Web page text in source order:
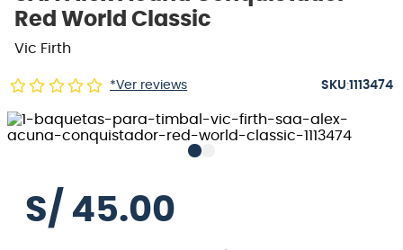
Red World Classic
Vic Firth
*Ver reviews :1113474
S/ 45.00